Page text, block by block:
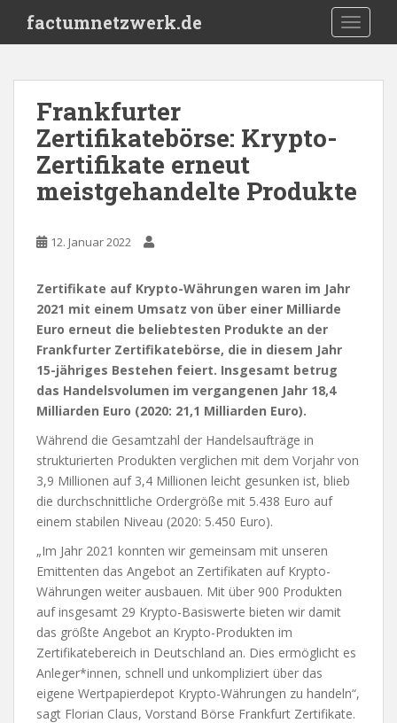
i
factumnetzwerk.de
Frankfurter
Zertifikatebörse: Krypto-
Zertifikate erneut
meistgehandelte Produkte
12. Januar 2022
Zertifikate auf Krypto-Währungen waren im Jahr
2021 mit einem Umsatz von über einer Milliarde
Euro erneut die beliebtesten Produkte an der
Frankfurter Zertifikatebörse, die in diesem Jahr
15-jähriges Bestehen feiert. Insgesamt betrug
das Handelsvolumen im vergangenen Jahr 18,4
Milliarden Euro (2020: 21,1 Milliarden Euro).
Während die Gesamtzahl der Handelsaufträge in
strukturierten Produkten verglichen mit dem Vorjahr von
3,9 Millionen auf 3,4 Millionen leicht gesunken ist, blieb
die durchschnittliche Ordergröße mit 5.438 Euro auf
einem stabilen Niveau (2020: 5.450 Euro).
„Im Jahr 2021 konnten wir gemeinsam mit unseren
Emittenten das Angebot an Zertifikaten auf Krypto-
Währungen weiter ausbauen. Mit über 900 Produkten
auf insgesamt 29 Krypto-Basiswerte bieten wir damit
das größte Angebot an Krypto-Produkten im
Zertifikatebereich in Deutschland an. Dies ermöglicht es
Anleger*innen, schnell und unkompliziert über das
eigene Wertpapierdepot Krypto-Währungen zu handeln“,
sagt Florian Claus, Vorstand Börse Frankfurt Zertifikate.